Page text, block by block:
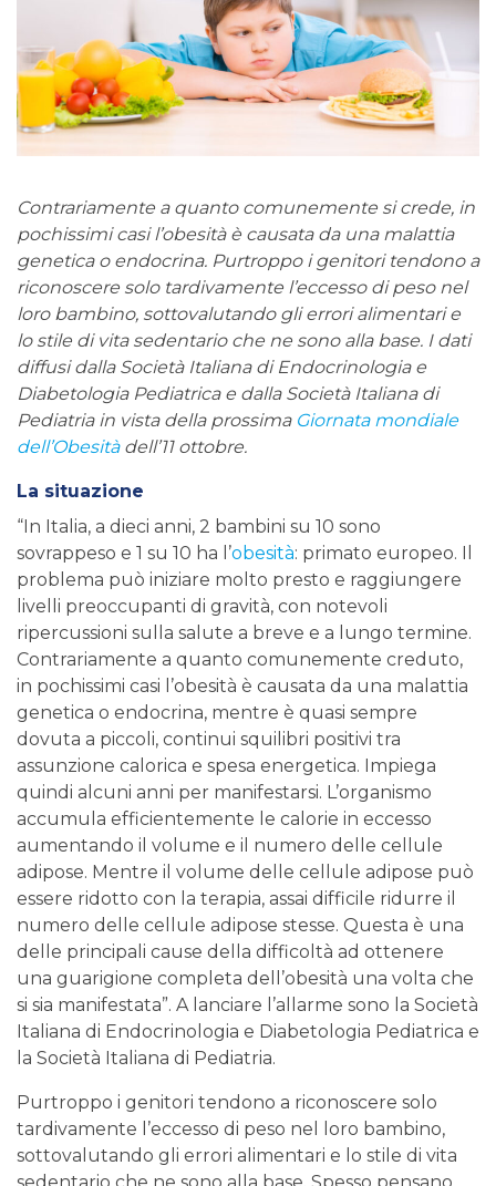
Contrariamente a quanto comunemente si crede, in
pochissimi casi l’obesità è causata da una malattia
genetica o endocrina. Purtroppo i genitori tendono a
riconoscere solo tardivamente l’eccesso di peso nel
loro bambino, sottovalutando gli errori alimentari e
lo stile di vita sedentario che ne sono alla base. I dati
diffusi dalla Società Italiana di Endocrinologia e
Diabetologia Pediatrica e dalla Società Italiana di
Pediatria in vista della prossima Giornata mondiale
dell’Obesitàdell’11 ottobre.
La situazione
“In Italia, a dieci anni, 2 bambini su 10 sono
sovrappeso e 1 su 10 ha l’obesità: primato europeo. Il
problema può iniziare molto presto e raggiungere
livelli preoccupanti di gravità, con notevoli
ripercussioni sulla salute a breve e a lungo termine.
Contrariamente a quanto comunemente creduto,
in pochissimi casi l’obesità è causata da una malattia
genetica o endocrina, mentre è quasi sempre
dovuta a piccoli, continui squilibri positivi tra
assunzione calorica e spesa energetica. Impiega
quindi alcuni anni per manifestarsi. L’organismo
accumula efficientemente le calorie in eccesso
aumentando il volume e il numero delle cellule
adipose. Mentre il volume delle cellule adipose può
essere ridotto con la terapia, assai difficile ridurre il
numero delle cellule adipose stesse. Questa è una
delle principali cause della difficoltà ad ottenere
una guarigione completa dell’obesità una volta che
si sia manifestata”. A lanciare l’allarme sono la Società
Italiana di Endocrinologia e Diabetologia Pediatrica e
la Società Italiana di Pediatria.
Purtroppo i genitori tendono a riconoscere solo
tardivamente l’eccesso di peso nel loro bambino,
sottovalutando gli errori alimentari e lo stile di vita